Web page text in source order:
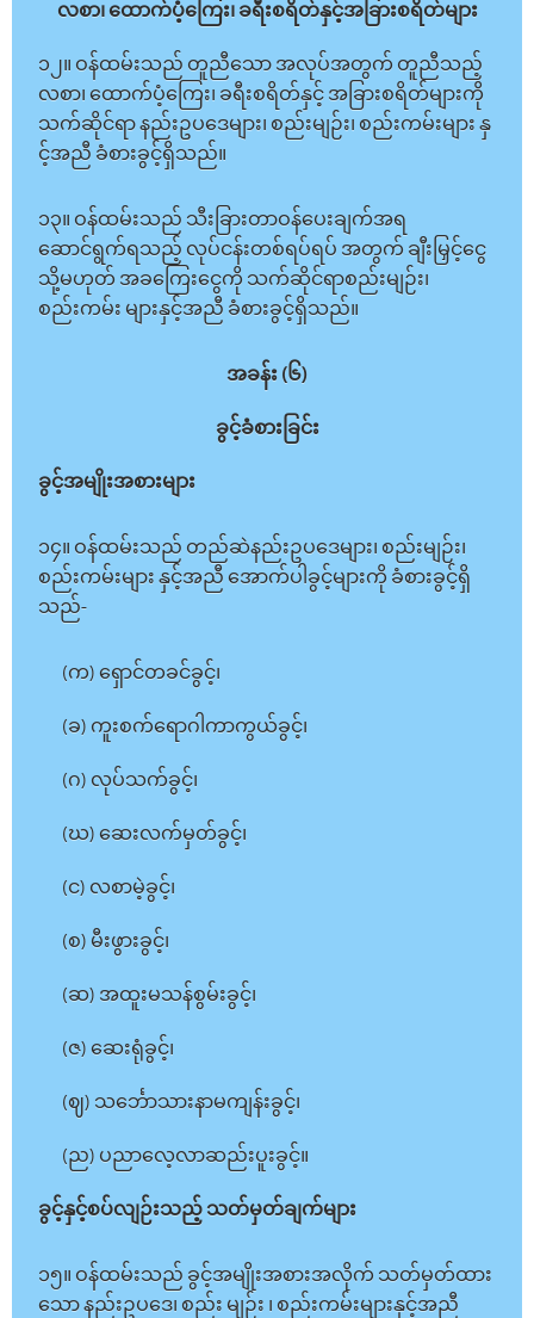
လစာ၊ ထောက်ပံ့ကြေး၊ ခရီးစရိတ်နှင့်အခြားစရိတ်များ
၁၂။ ဝန်ထမ်းသည် တူညီသော အလုပ်အတွက် တူညီသည့်
လစာ၊ ထောက်ပံ့ကြေး၊ ခရီးစရိတ်နှင့် အခြားစရိတ်များကို
သက်ဆိုင်ရာ နည်းဥပဒေများ၊ စည်းမျဉ်း၊ စည်းကမ်းများ နှ
င့်အညီ ခံစားခွင့်ရှိသည်။
၁၃။ ဝန်ထမ်းသည် သီးခြားတာဝန်ပေးချက်အရ
ဆောင်ရွက်ရသည့် လုပ်ငန်းတစ်ရပ်ရပ် အတွက် ချီးမြှင့်ငွေ
သို့မဟုတ် အခကြေးငွေကို သက်ဆိုင်ရာစည်းမျဉ်း၊
စည်းကမ်း များနှင့်အညီ ခံစားခွင့်ရှိသည်။
အခန်း (၆)
ခွင့်ခံစားခြင်း
ခွင့်အမျိုးအစားများ
၁၄။ ဝန်ထမ်းသည် တည်ဆဲနည်းဥပဒေများ၊ စည်းမျဉ်း၊
စည်းကမ်းများ နှင့်အညီ အောက်ပါခွင့်များကို ခံစားခွင့်ရှိ
သည်-
(က) ရှောင်တခင်ခွင့်၊
(ခ) ကူးစက်ရောဂါကာကွယ်ခွင့်၊
(ဂ) လုပ်သက်ခွင့်၊
(ဃ) ဆေးလက်မှတ်ခွင့်၊
(င) လစာမဲ့ခွင့်၊
(စ) မီးဖွားခွင့်၊
(ဆ) အထူးမသန်စွမ်းခွင့်၊
(ဇ) ဆေးရုံခွင့်၊
(ဈ) သင်္ဘောသားနာမကျန်းခွင့်၊
(ည) ပညာလေ့လာဆည်းပူးခွင့်။
ခွင့်နှင့်စပ်လျဉ်းသည့် သတ်မှတ်ချက်များ
၁၅။ ဝန်ထမ်းသည် ခွင့်အမျိုးအစားအလိုက် သတ်မှတ်ထား
သော နည်းဥပဒေ၊ စည်း မျဉ်း ၊ စည်းကမ်းများနှင့်အညီ